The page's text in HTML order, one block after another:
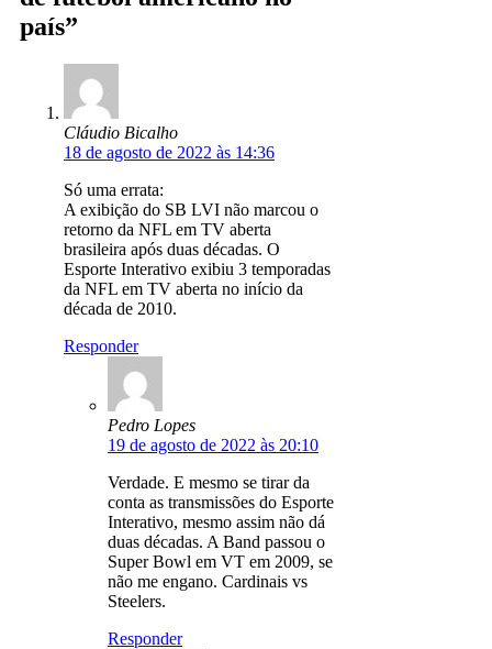
país”
Cláudio Bicalho
18 de agosto de 2022 às 14:36
Só uma errata:
A exibição do SB LVI não marcou o
retorno da NFL em TV aberta
brasileira após duas décadas. O
Esporte Interativo exibiu 3 temporadas
da NFL em TV aberta no início da
década de 2010.
Responder
Pedro Lopes
19 de agosto de 2022 às 20:10
Verdade. E mesmo se tirar da
conta as transmissões do Esporte
Interativo, mesmo assim não dá
duas décadas. A Band passou o
Super Bowl em VT em 2009, se
não me engano. Cardinais vs
Steelers.
Responder